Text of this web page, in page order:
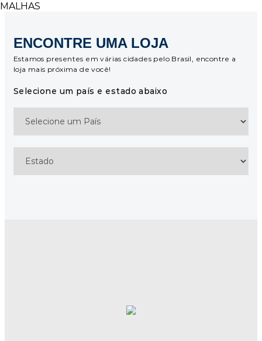
MALHAS
ENCONTRE UMA LOJA
Estamos presentes em várias cidades pelo Brasil, encontre a
loja mais próxima de você!
Selecione um país e estado abaixo